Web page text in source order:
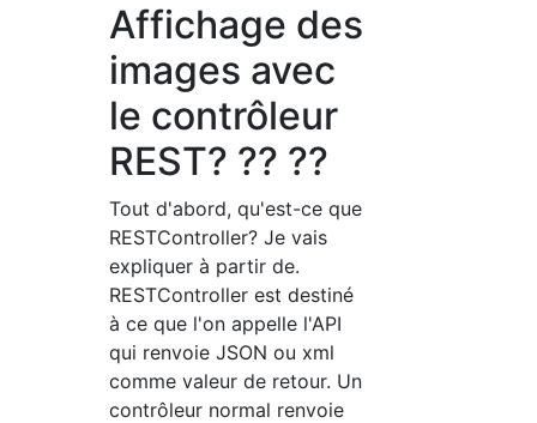
Affichage des
images avec
le contrôleur
REST? ?? ??
Tout d'abord, qu'est-ce que
RESTController? Je vais
expliquer à partir de.
RESTController est destiné
à ce que l'on appelle l'API
qui renvoie JSON ou xml
comme valeur de retour. Un
contrôleur normal renvoie